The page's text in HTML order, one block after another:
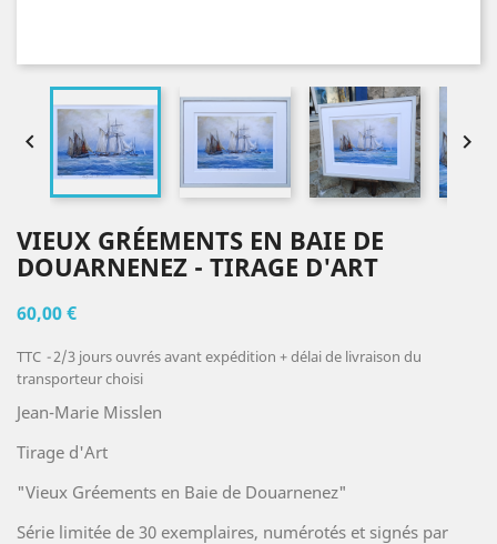
 
VIEUX GRÉEMENTS EN BAIE DE
DOUARNENEZ - TIRAGE D'ART
60,00 €
TTC
2/3 jours ouvrés avant expédition + délai de livraison du
transporteur choisi
Jean-Marie Misslen
Tirage d'Art
"Vieux Gréements en Baie de Douarnenez"
Série limitée de 30 exemplaires, numérotés et signés par